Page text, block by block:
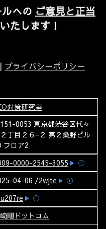
への ご意見と正当
たします！
| プライバシーポリシー
対策研究室
0053 東京都渋谷区代々
丁目２６−２ 第２桑野ビル
フロア2
0000-2545-3055
ⓘ
04-06 /2wjte
ⓘ
ⓘ
剛ドットコム